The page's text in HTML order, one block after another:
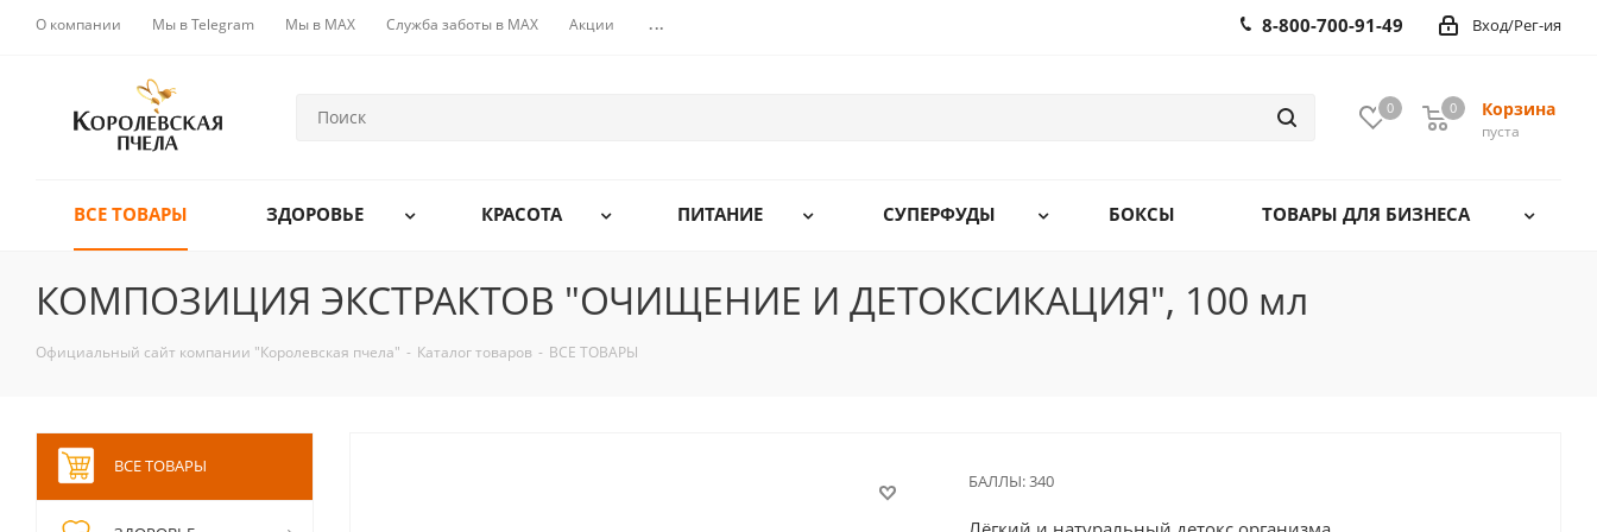
О компании Мы в Telegram Мы в MAX Служба заботы в MAX Акции ... Вход/Рег-ия
8-800-700-91-49
0 Корзина
0
пуста
0
ВСЕ ТОВАРЫ ЗДОРОВЬЕ КРАСОТА ПИТАНИЕ СУПЕРФУДЫ БОКСЫ ТОВАРЫ ДЛЯ БИЗНЕСА
КОМПОЗИЦИЯ ЭКСТРАКТОВ "ОЧИЩЕНИЕ И ДЕТОКСИКАЦИЯ", 100 мл
Официальный сайт компании "Королевская пчела" - Каталог товаров - ВСЕ ТОВАРЫ
БАЛЛЫ:340
ВСЕ ТОВАРЫ